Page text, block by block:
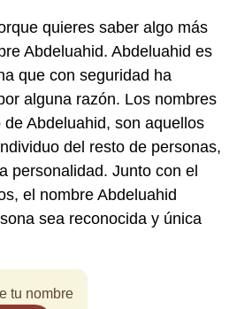
quieres saber algo más
Abdeluahid. Abdeluahid es
que con seguridad ha
alguna razón. Los nombres
Abdeluahid, son aquellos
del resto de personas,
personalidad. Junto con el
el nombre Abdeluahid
sea reconocida y única
tu nombre